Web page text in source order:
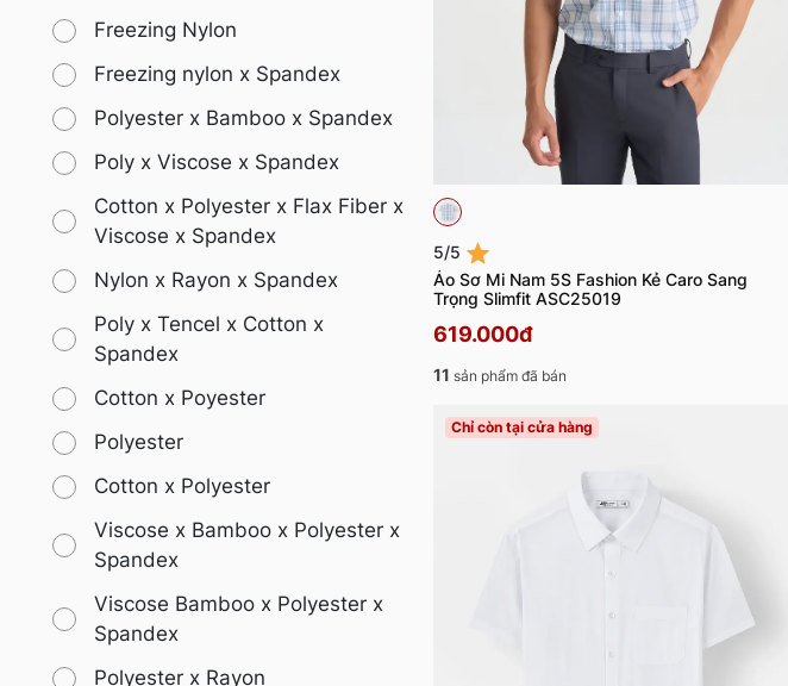
Freezing Nylon
Freezing nylon x Spandex
Polyester x Bamboo x Spandex
Poly x Viscose x Spandex
Cotton x Polyester x Flax Fiber x
Viscose x Spandex
Nylon x Rayon x Spandex
Poly x Tencel x Cotton x
Spandex
Cotton x Poyester
Polyester
Cotton x Polyester
Viscose x Bamboo x Polyester x
Spandex
Viscose Bamboo x Polyester x
Spandex
Polyester x Rayon
5/5
Áo Sơ Mi Nam 5S Fashion Kẻ Caro Sang
Trọng Slimfit ASC25019
619.000đ
11 sản phẩm đã bán
Chỉ còn tại cửa hàng